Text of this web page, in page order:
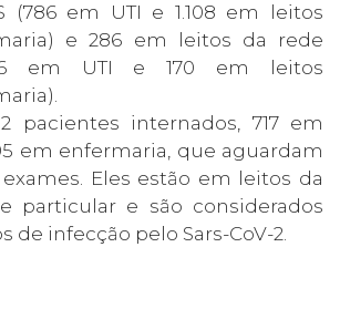
(786 em UTI e 1.108 em leitos
e 286 em leitos da rede
em UTI e 170 em leitos
pacientes internados, 717 em
em enfermaria, que aguardam
Eles estão em leitos da
particular e são considerados
de infecção pelo Sars-CoV-2.